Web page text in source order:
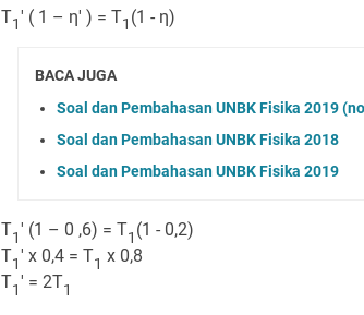
T1' ( 1 – η' ) = T1 (1 - η)
BACA JUGA
Soal dan Pembahasan UNBK Fisika 2019
Soal dan Pembahasan UNBK Fisika 2018
Soal dan Pembahasan UNBK Fisika 2019
T1' (1 – 0 ,6) = T1 (1 - 0,2)
T1' x 0,4 = T1 x 0,8
T1' = 2T1